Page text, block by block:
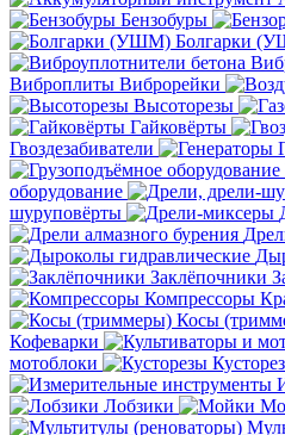
Бензобуры
Болгарки
Виброплиты Виброрейки
Высоторезы
Гайковёрты
Гвоздезабиватели
оборудование
шуруповёрты
Заклёпочники
Компрессоры
Косы
Кофеварки
мотоблоки
Лобзики